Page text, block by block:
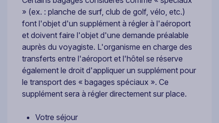
» (ex. : planche de surf, club de golf, vélo, etc.)
font l'objet d'un supplément à régler à l'aéroport
et doivent faire l'objet d'une demande préalable
auprès du voyagiste. L'organisme en charge des
transferts entre l'aéroport et l'hôtel se réserve
également le droit d'appliquer un supplément pour
le transport des « bagages spéciaux ». Ce
supplément sera à régler directement sur place.
Votre séjour